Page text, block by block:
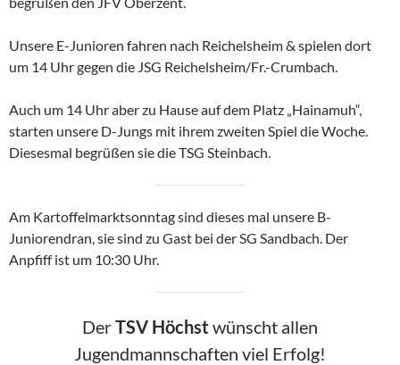
Unsere E-Junioren fahren nach Reichelsheim & spielen dort
um 14 Uhr gegen die JSG Reichelsheim/Fr.-Crumbach.
Auch um 14 Uhr aber zu Hause auf dem Platz „Hainamuh“,
starten unsere D-Jungs mit ihrem zweiten Spiel die Woche.
Diesesmal begrüßen sie die TSG Steinbach.
Am Kartoffelmarktsonntag sind dieses mal unsere B-
Juniorendran, sie sind zu Gast bei der SG Sandbach. Der
Anpfiff ist um 10:30 Uhr.
DerTSV Höchst wünscht allen
Jugendmannschaften viel Erfolg!